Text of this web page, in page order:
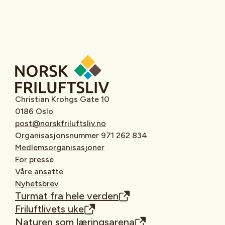
Christian Krohgs Gate 10
0186 Oslo
post@norskfriluftsliv.no
Organisasjonsnummer 971 262 834
Medlemsorganisasjoner
For presse
Våre ansatte
Nyhetsbrev
Turmat fra hele verden
Friluftlivets uke
Naturen som læringsarena